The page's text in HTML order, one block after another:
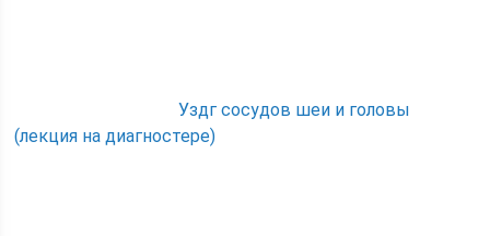
Уздг сосудов шеи и головы
(лекция на диагностере)